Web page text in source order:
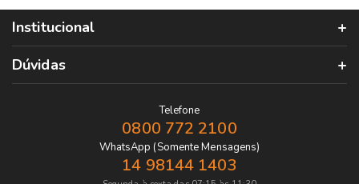
Institucional
Dúvidas
Telefone
0800 772 2100
WhatsApp (Somente Mensagens)
14 98144 1403